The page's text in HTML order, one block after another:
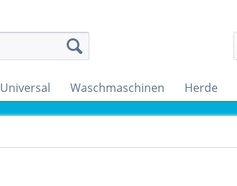
Universal Waschmaschinen Herde